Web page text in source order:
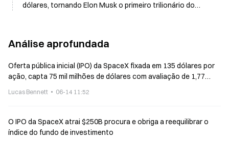
dólares, tornando Elon Musk o primeiro trilionário do
Análise aprofundada
Oferta pública inicial (IPO) da SpaceX fixada em 135 dólares por
ação, capta 75 mil milhões de dólares com avaliação de 1,77
Lucas Bennett 06-14 11:52
O IPO da SpaceX atrai $250B procura e obriga a reequilibrar o
índice do fundo de investimento